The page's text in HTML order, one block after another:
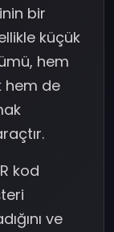
bir
küçük
hem
hem de
kod
ve